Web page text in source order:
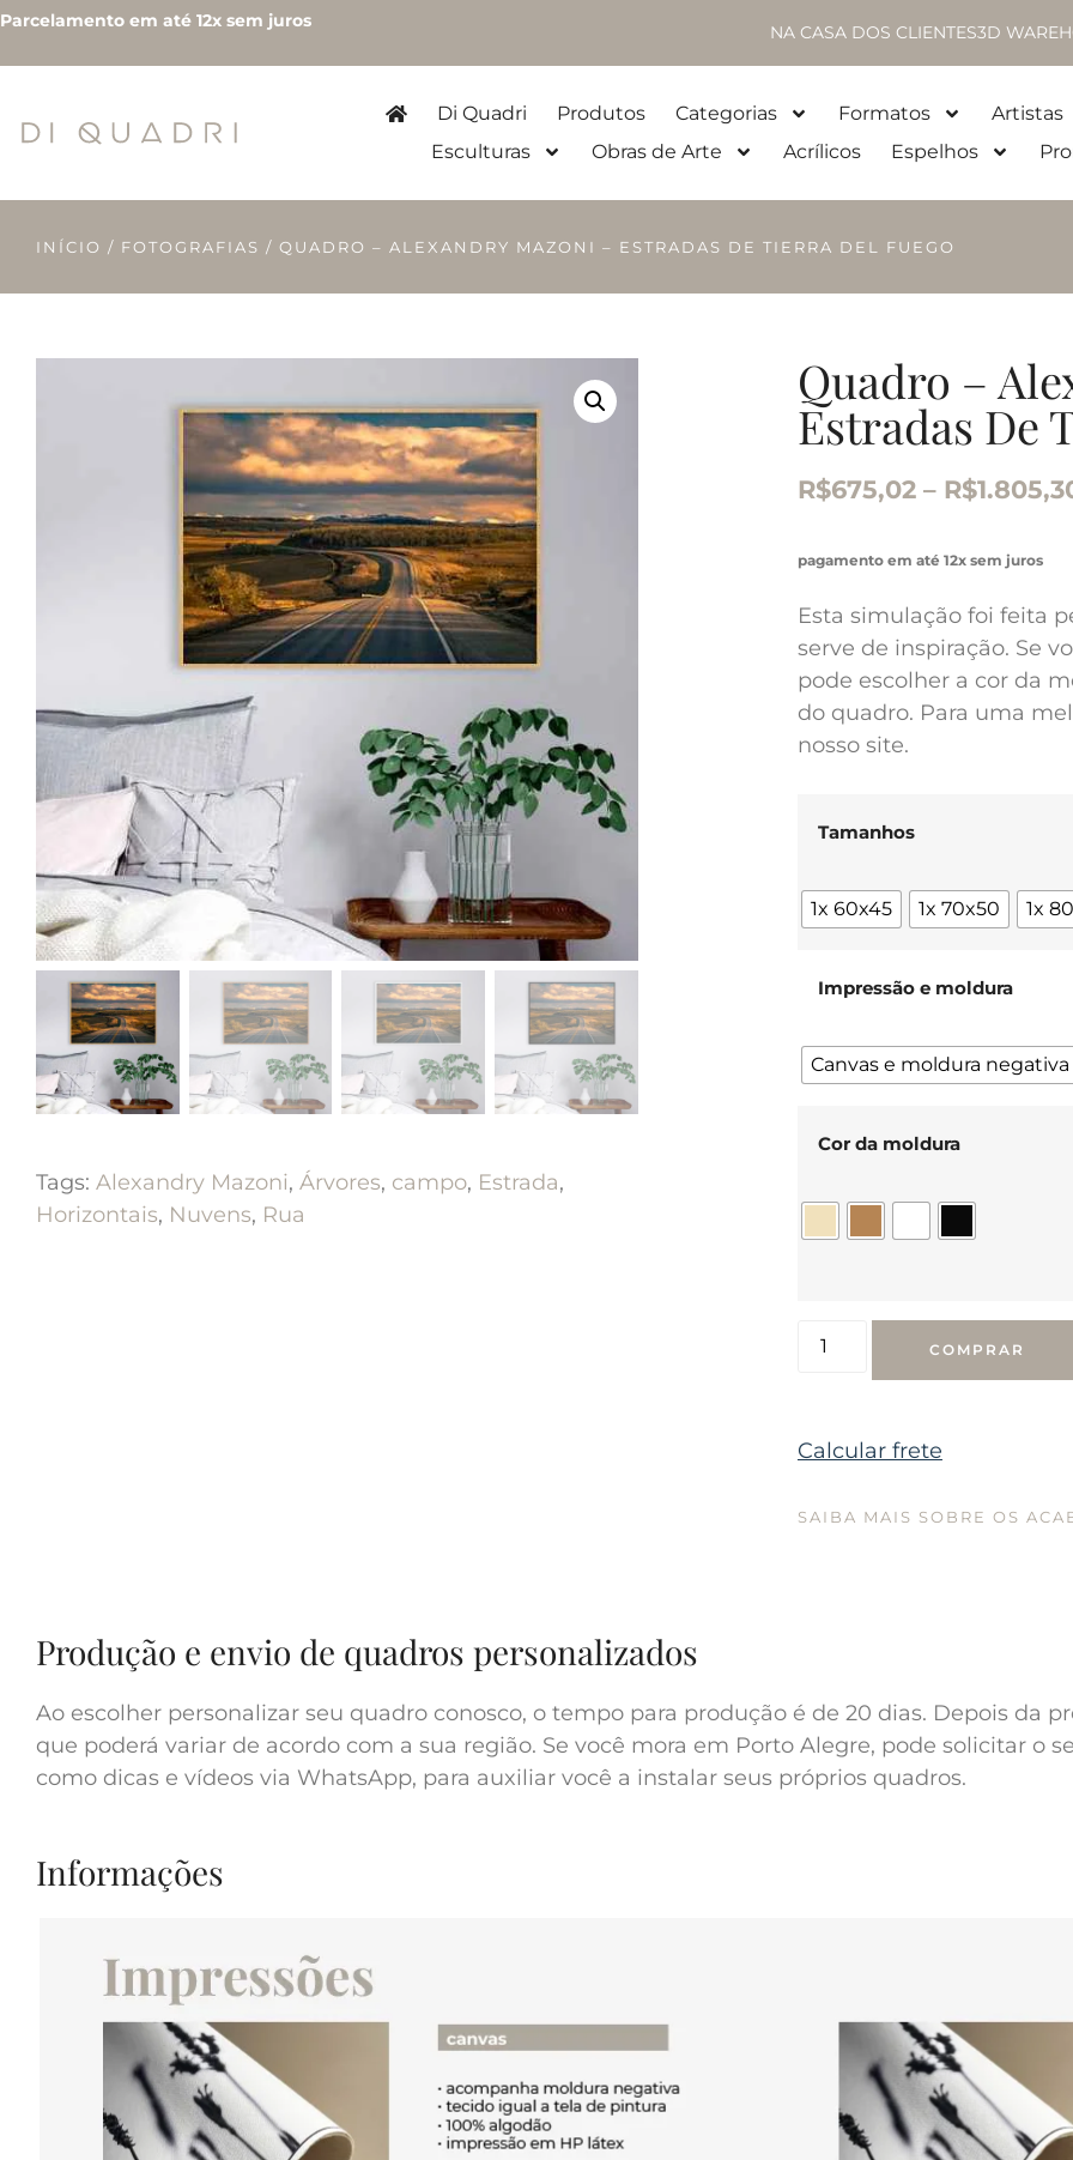
Parcelamento em até 12x sem juros
NA CASA DOS CLIENTES3D
Di Quadri Produtos Categorias Formatos Artistas
Esculturas
Obras de Arte Acrílicos Espelhos
INÍCIO / FOTOGRAFIAS / QUADRO – ALEXANDRY MAZONI – ESTRADAS DE TIERRA DEL FUEGO
Tags: Alexandry Mazoni, Árvores, campo, Estrada,
Horizontais, Nuvens, Rua
Quadro –
Estradas De
R$675,02 – R$
pagamento em até 12x sem juros
Esta simulação foi feita
serve de inspiração. Se
pode escolher a cor da
do quadro. Para uma
nosso site.
Tamanhos
1x 60x45 1x 70x50 1x
Impressão e moldura
Canvas e moldura negativa
Cor da moldura
COMPRAR
Calcular frete
SAIBA MAIS SOBRE OS
Produção e envio de quadros personalizados
Ao escolher personalizar seu quadro conosco, o tempo para produção é de 20 dias. Depois da
que poderá variar de acordo com a sua região. Se você mora em Porto Alegre, pode solicitar o
como dicas e vídeos via WhatsApp, para auxiliar você a instalar seus próprios quadros.
Informações